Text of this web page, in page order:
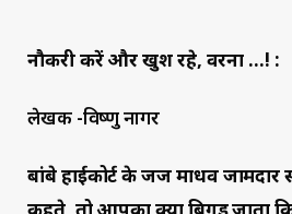
नौकरी करें और खुश रहे, वरना …! :
लेखक -विष्णु नागर
बांबे हाईकोर्ट के जज माधव